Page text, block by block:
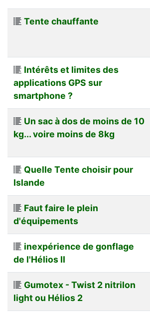
Tente chauffante
Intérêts et limites des
applications GPS sur
smartphone ?
Un sac à dos de moins de 10
kg... voire moins de 8kg
Quelle Tente choisir pour
Islande
Faut faire le plein
d'équipements
inexpérience de gonflage
de l'Hélios II
Gumotex - Twist 2 nitrilon
light ou Hélios 2